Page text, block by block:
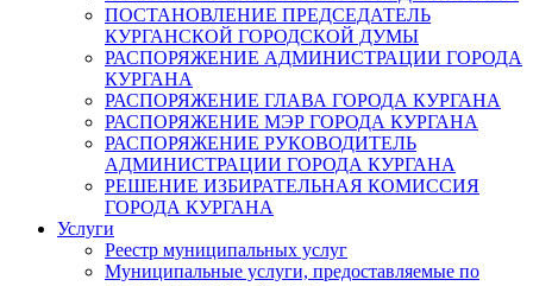
ПОСТАНОВЛЕНИЕ ПРЕДСЕДАТЕЛЬ
КУРГАНСКОЙ ГОРОДСКОЙ ДУМЫ
РАСПОРЯЖЕНИЕ АДМИНИСТРАЦИИ ГОРОДА
КУРГАНА
РАСПОРЯЖЕНИЕ ГЛАВА ГОРОДА КУРГАНА
РАСПОРЯЖЕНИЕ МЭР ГОРОДА КУРГАНА
РАСПОРЯЖЕНИЕ РУКОВОДИТЕЛЬ
АДМИНИСТРАЦИИ ГОРОДА КУРГАНА
РЕШЕНИЕ ИЗБИРАТЕЛЬНАЯ КОМИССИЯ
ГОРОДА КУРГАНА
Услуги
Реестр муниципальных услуг
Муниципальные услуги, предоставляемые по